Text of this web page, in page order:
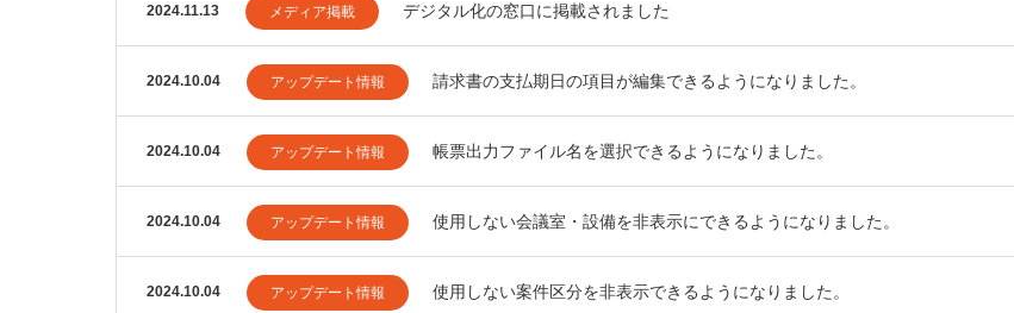
2024.11.13 メディア掲載 デジタル化の窓口に掲載されました
2024.10.04 アップデート情報 請求書の支払期日の項目が編集できるようになりました。
2024.10.04 アップデート情報 帳票出力ファイル名を選択できるようになりました。
2024.10.04 アップデート情報 使用しない会議室・設備を非表示にできるようになりました。
2024.10.04 アップデート情報 使用しない案件区分を非表示できるようになりました。